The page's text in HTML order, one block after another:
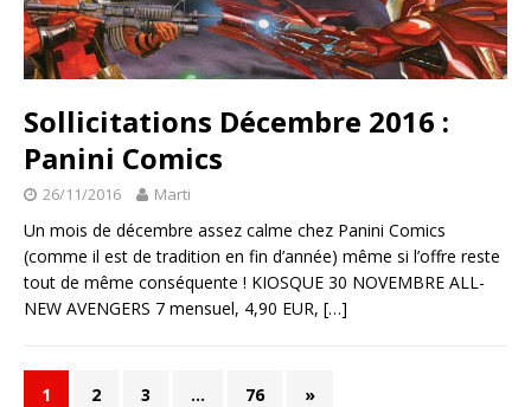
Sollicitations Décembre 2016 :
Panini Comics
26/11/2016 Marti
Un mois de décembre assez calme chez Panini Comics
(comme il est de tradition en fin d’année) même si l’offre reste
tout de même conséquente ! KIOSQUE 30 NOVEMBRE ALL-
NEW AVENGERS 7 mensuel, 4,90 EUR, […]
1 2 3 … 76 »